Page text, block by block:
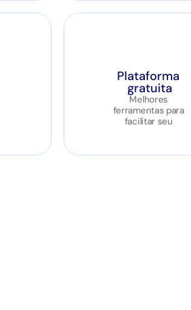
Plataforma
gratuita
Melhores
ferramentas para
facilitar seu